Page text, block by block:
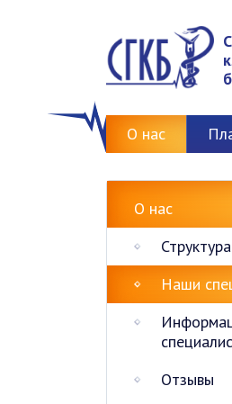
О нас
О нас
Наши
Отзывы